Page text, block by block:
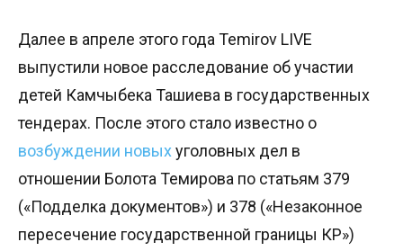
Далее в апреле этого года Temirov LIVE
выпустили новое расследование об участии
детей Камчыбека Ташиева в государственных
тендерах. После этого стало известно о
возбуждении новыхуголовных дел в
отношении Болота Темирова по статьям 379
(«Подделка документов») и 378 («Незаконное
пересечение государственной границы КР»)